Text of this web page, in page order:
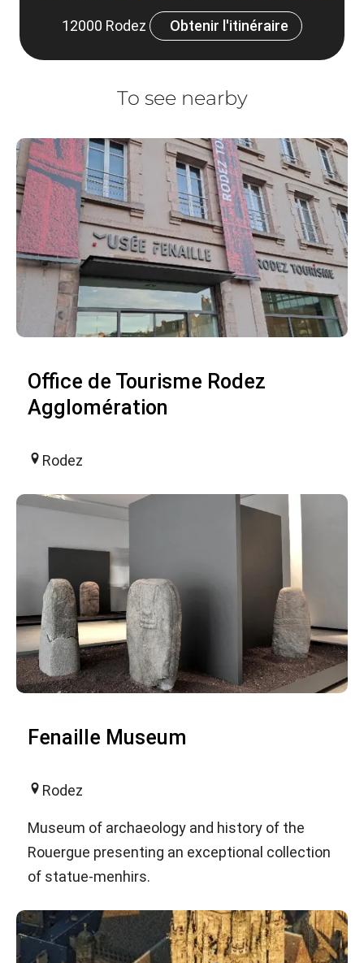
12000 Rodez Obtenir l'itinéraire
To see nearby
Office de Tourisme Rodez
Agglomération
Rodez
Fenaille Museum
Rodez
Museum of archaeology and history of the
Rouergue presenting an exceptional collection
of statue-menhirs.